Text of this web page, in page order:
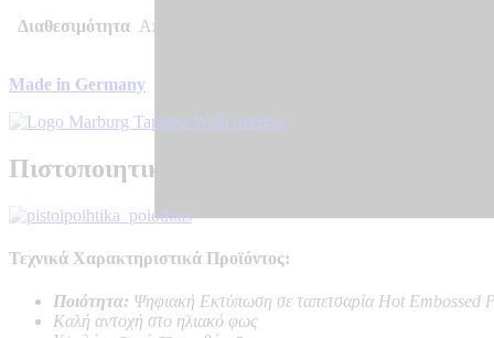
Διαθεσιμότητα Αποστολή σε 7 – 10 μέρες
Made in Germany
Πιστοποιητικά Ποιότητας
Τεχνικά Χαρακτηριστικά Προϊόντος:
Ποιότητα: Ψηφιακή Εκτύπωση σε ταπετσαρία Hot Embossed
Καλή αντοχή στο ηλιακό φως